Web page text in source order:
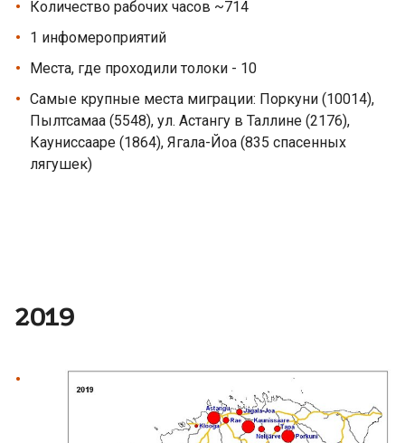
Количество рабочих часов ~714
1 инфомероприятий
Места, где проходили толоки - 10
Самые крупные места миграции: Поркуни (10014),
Пылтсамаа (5548), ул. Астангу в Таллине (2176),
Кауниссааре (1864), Ягала-Йоа (835 спасенных
лягушек)
2019